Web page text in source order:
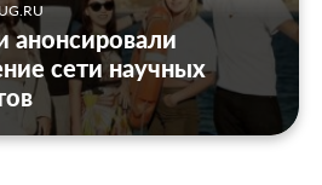
анонсировали
сети научных